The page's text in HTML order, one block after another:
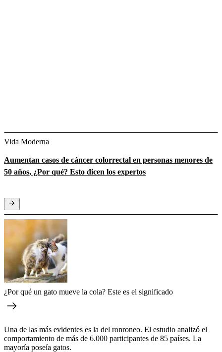
Vida Moderna
Aumentan casos de cáncer colorrectal en personas menores de
50 años, ¿Por qué? Esto dicen los expertos
¿Por qué un gato mueve la cola? Este es el significado
Una de las más evidentes es la del ronroneo. El estudio analizó el
comportamiento de más de 6.000 participantes de 85 países. La
mayoría poseía gatos.